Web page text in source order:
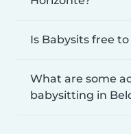
Is Babysits free
What are some
babysitting in